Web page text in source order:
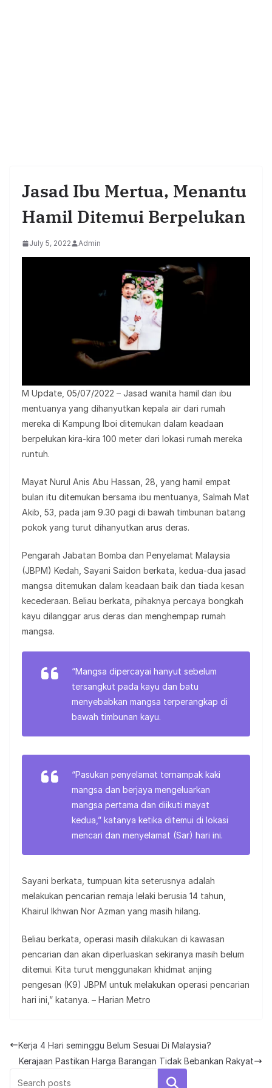
Jasad Ibu Mertua, Menantu
Hamil Ditemui Berpelukan
July 5, 2022 Admin
M Update, 05/07/2022 – Jasad wanita hamil dan ibu
mentuanya yang dihanyutkan kepala air dari rumah
mereka di Kampung Iboi ditemukan dalam keadaan
berpelukan kira-kira 100 meter dari lokasi rumah mereka
runtuh.
Mayat Nurul Anis Abu Hassan, 28, yang hamil empat
bulan itu ditemukan bersama ibu mentuanya, Salmah Mat
Akib, 53, pada jam 9.30 pagi di bawah timbunan batang
pokok yang turut dihanyutkan arus deras.
Pengarah Jabatan Bomba dan Penyelamat Malaysia
(JBPM) Kedah, Sayani Saidon berkata, kedua-dua jasad
mangsa ditemukan dalam keadaan baik dan tiada kesan
kecederaan. Beliau berkata, pihaknya percaya bongkah
kayu dilanggar arus deras dan menghempap rumah
mangsa.
“Mangsa dipercayai hanyut sebelum
tersangkut pada kayu dan batu
menyebabkan mangsa terperangkap di
bawah timbunan kayu.
“Pasukan penyelamat ternampak kaki
mangsa dan berjaya mengeluarkan
mangsa pertama dan diikuti mayat
kedua,” katanya ketika ditemui di lokasi
mencari dan menyelamat (Sar) hari ini.
Sayani berkata, tumpuan kita seterusnya adalah
melakukan pencarian remaja lelaki berusia 14 tahun,
Khairul Ikhwan Nor Azman yang masih hilang.
Beliau berkata, operasi masih dilakukan di kawasan
pencarian dan akan diperluaskan sekiranya masih belum
ditemui. Kita turut menggunakan khidmat anjing
pengesan (K9) JBPM untuk melakukan operasi pencarian
hari ini,” katanya. – Harian Metro
Kerja 4 Hari seminggu Belum Sesuai Di Malaysia?
Kerajaan Pastikan Harga Barangan Tidak Bebankan Rakyat
Search